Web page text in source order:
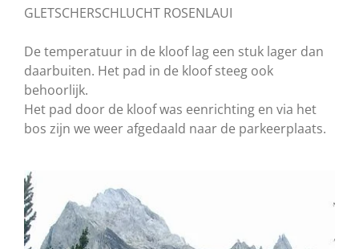
GLETSCHERSCHLUCHT ROSENLAUI
De temperatuur in de kloof lag een stuk lager dan
daarbuiten. Het pad in de kloof steeg ook
behoorlijk.
Het pad door de kloof was eenrichting en via het
bos zijn we weer afgedaald naar de parkeerplaats.